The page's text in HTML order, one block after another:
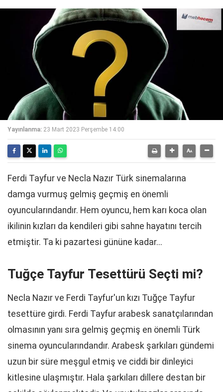
Yayınlanma: 23 Mart 2023 Perşembe 14:00
Ferdi Tayfur ve Necla Nazır Türk sinemalarına
damga vurmuş gelmiş geçmiş en önemli
oyuncularındandır. Hem oyuncu, hem karı koca olan
ikilinin kızları da kendileri gibi sahne hayatını tercih
etmiştir. Ta ki pazartesi gününe kadar...
Tuğçe Tayfur Tesettürü Seçti mi?
Necla Nazır ve Ferdi Tayfur'un kızı Tuğçe Tayfur
tesettüre girdi. Ferdi Tayfur arabesk sanatçılarından
olmasının yanı sıra gelmiş geçmiş en önemli Türk
sinema oyuncularındandır. Arabesk şarkıları gündemi
uzun bir süre meşgul etmiş ve ciddi bir dinleyici
kitlesine ulaşmıştır. Hala şarkıları dillere destan bir